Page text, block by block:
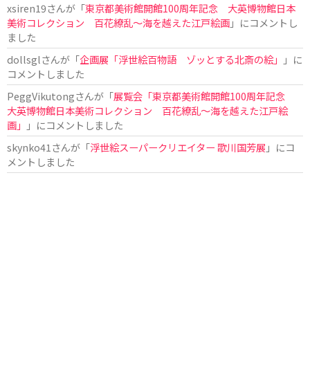
xsiren19さんが「東京都美術館開館100周年記念 大英博物館日本
美術コレクション 百花繚乱～海を越えた江戸絵画」にコメントし
ました
dollsglさんが「企画展「浮世絵百物語 ゾッとする北斎の絵」
」に
コメントしました
PeggVikutongさんが「展覧会「東京都美術館開館100周年記念
大英博物館日本美術コレクション 百花繚乱〜海を越えた江戸絵
画」
」にコメントしました
skynko41さんが「浮世絵スーパークリエイター 歌川国芳展 」にコ
メントしました